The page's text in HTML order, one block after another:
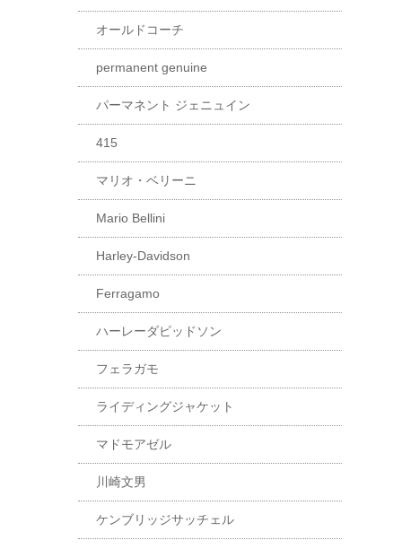
オールドコーチ
permanent genuine
パーマネント ジェニュイン
415
マリオ・ベリーニ
Mario Bellini
Harley-Davidson
Ferragamo
ハーレーダビッドソン
フェラガモ
ライディングジャケット
マドモアゼル
川崎文男
ケンブリッジサッチェル